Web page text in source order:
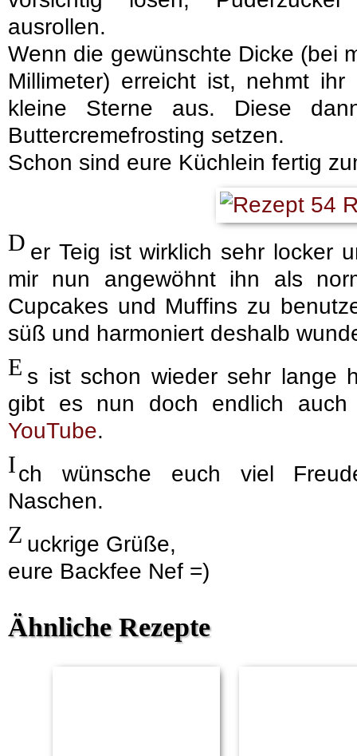
ausrollen.
Wenn die gewünschte Dicke (bei
Millimeter) erreicht ist, nehmt
kleine Sterne aus. Diese
Buttercremefrosting setzen.
Schon sind eure Küchlein fertig
D er Teig ist wirklich sehr locker
mir nun angewöhnt ihn als
Cupcakes und Muffins zu
süß und harmoniert deshalb
E s ist schon wieder sehr lange
gibt es nun doch endlich
YouTube.
Ich wünsche euch viel
Naschen.
Z uckrige Grüße,
eure Backfee Nef =)
Ähnliche Rezepte